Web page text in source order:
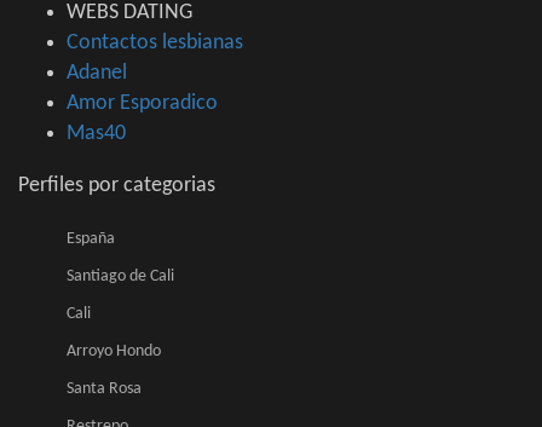
WEBS DATING
Contactos lesbianas
Adanel
Amor Esporadico
Mas40
Perfiles por categorias
España
Santiago de Cali
Cali
Arroyo Hondo
Santa Rosa